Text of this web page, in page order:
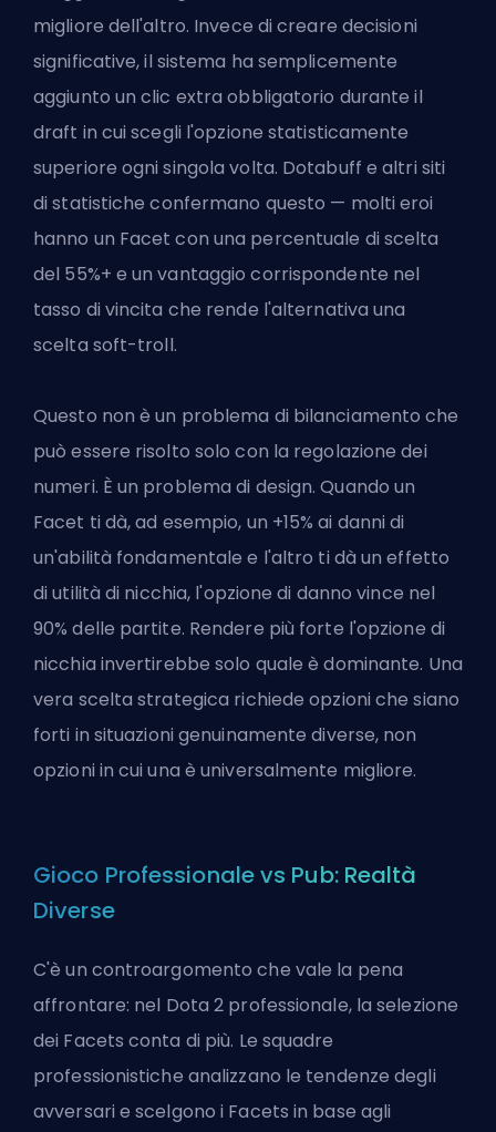
migliore dell'altro. Invece di creare decisioni
significative, il sistema ha semplicemente
aggiunto un clic extra obbligatorio durante il
draft in cui scegli l'opzione statisticamente
superiore ogni singola volta. Dotabuff e altri siti
di statistiche confermano questo — molti eroi
hanno un Facet con una percentuale di scelta
del 55%+ e un vantaggio corrispondente nel
tasso di vincita che rende l'alternativa una
scelta soft-troll.
Questo non è un problema di bilanciamento che
può essere risolto solo con la regolazione dei
numeri. È un problema di design. Quando un
Facet ti dà, ad esempio, un +15% ai danni di
un'abilità fondamentale e l'altro ti dà un effetto
di utilità di nicchia, l'opzione di danno vince nel
90% delle partite. Rendere più forte l'opzione di
nicchia invertirebbe solo quale è dominante. Una
vera scelta strategica richiede opzioni che siano
forti in situazioni genuinamente diverse, non
opzioni in cui una è universalmente migliore.
Gioco Professionale vs Pub: Realtà
Diverse
C'è un controargomento che vale la pena
affrontare: nel Dota 2 professionale, la selezione
dei Facets conta di più. Le squadre
professionistiche analizzano le tendenze degli
avversari e scelgono i Facets in base agli